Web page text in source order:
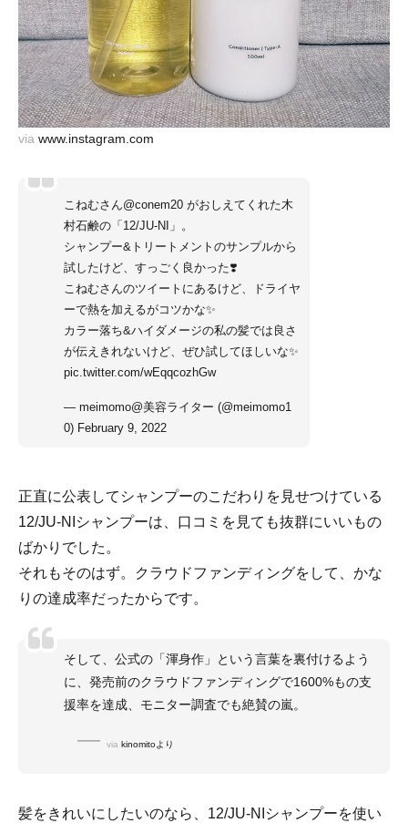
via www.instagram.com
こねむさん@conem20 がおしえてくれた木
村石鹸の「12/JU-NI」。
シャンプー&トリートメントのサンプルから
試したけど、すっごく良かった❣️
こねむさんのツイートにあるけど、ドライヤ
ーで熱を加えるがコツかな✨
カラー落ち&ハイダメージの私の髪では良さ
が伝えきれないけど、ぜひ試してほしいな✨
pic.twitter.com/wEqqcozhGw
— meimomo@美容ライター (@meimomo1
0) February 9, 2022
正直に公表してシャンプーのこだわりを見せつけている
12/JU-NIシャンプーは、口コミを見ても抜群にいいもの
ばかりでした。
それもそのはず。クラウドファンディングをして、かな
りの達成率だったからです。
そして、公式の「渾身作」という言葉を裏付けるよう
に、発売前のクラウドファンディングで1600%もの支
援率を達成、モニター調査でも絶賛の嵐。
via kinomitoより
髪をきれいにしたいのなら、12/JU-NIシャンプーを使い